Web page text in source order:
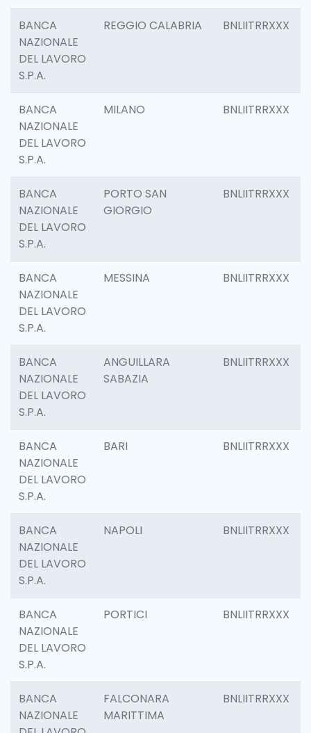
BANCA
NAZIONALE
DEL LAVORO
S.P.A.
REGGIO CALABRIA BNLIITRRXXX
BANCA
NAZIONALE
DEL LAVORO
S.P.A.
MILANO BNLIITRRXXX
BANCA
NAZIONALE
DEL LAVORO
S.P.A.
PORTO SAN
GIORGIO
BNLIITRRXXX
BANCA
NAZIONALE
DEL LAVORO
S.P.A.
MESSINA BNLIITRRXXX
BANCA
NAZIONALE
DEL LAVORO
S.P.A.
ANGUILLARA
SABAZIA
BNLIITRRXXX
BANCA
NAZIONALE
DEL LAVORO
S.P.A.
BARI BNLIITRRXXX
BANCA
NAZIONALE
DEL LAVORO
S.P.A.
NAPOLI BNLIITRRXXX
BANCA
NAZIONALE
DEL LAVORO
S.P.A.
PORTICI BNLIITRRXXX
BANCA
NAZIONALE
FALCONARA
MARITTIMA
BNLIITRRXXX